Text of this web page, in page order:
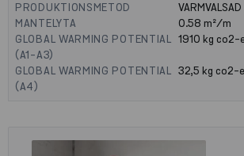
PRODUKTIONSMETOD
VARMVALSAD
MANTELYTA
0.58m²/m
GLOBAL WARMING POTENTIAL
(A1-A3)
1910kg co2-
GLOBAL WARMING POTENTIAL
(A4)
32,5kg co2-